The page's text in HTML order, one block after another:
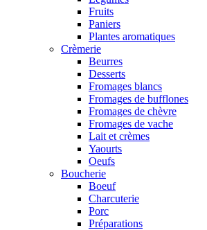
Fruits
Paniers
Plantes aromatiques
Crèmerie
Beurres
Desserts
Fromages blancs
Fromages de bufflones
Fromages de chèvre
Fromages de vache
Lait et crèmes
Yaourts
Oeufs
Boucherie
Boeuf
Charcuterie
Porc
Préparations